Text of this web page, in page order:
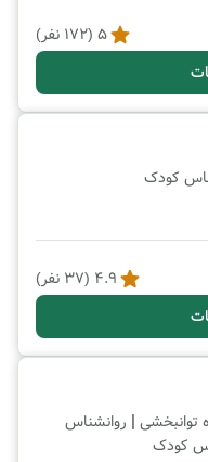
5
(
172 نفر)
کودک
4.9
(
37 نفر)
توانبخشی | روانشناس
کودک